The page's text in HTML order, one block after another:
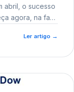
abril, o sucesso
agora, na fase
Ler artigo →